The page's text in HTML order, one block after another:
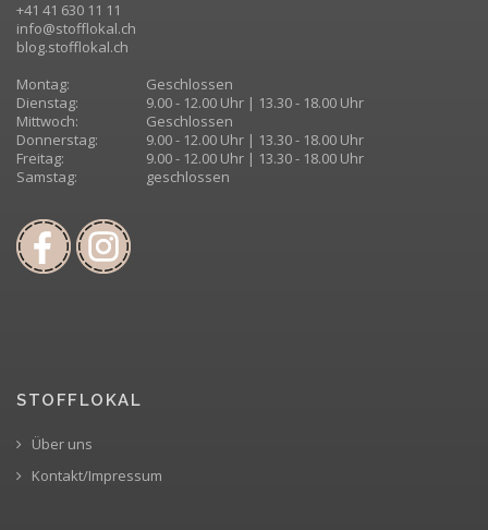
+41 41 630 11 11
info@stofflokal.ch
blog.stofflokal.ch
Montag:
Geschlossen
Dienstag:
9.00 - 12.00 Uhr | 13.30 - 18.00 Uhr
Mittwoch:
Geschlossen
Donnerstag:
9.00 - 12.00 Uhr | 13.30 - 18.00 Uhr
Freitag:
9.00 - 12.00 Uhr | 13.30 - 18.00 Uhr
Samstag:
geschlossen
STOFFLOKAL
Über uns
Kontakt/Impressum